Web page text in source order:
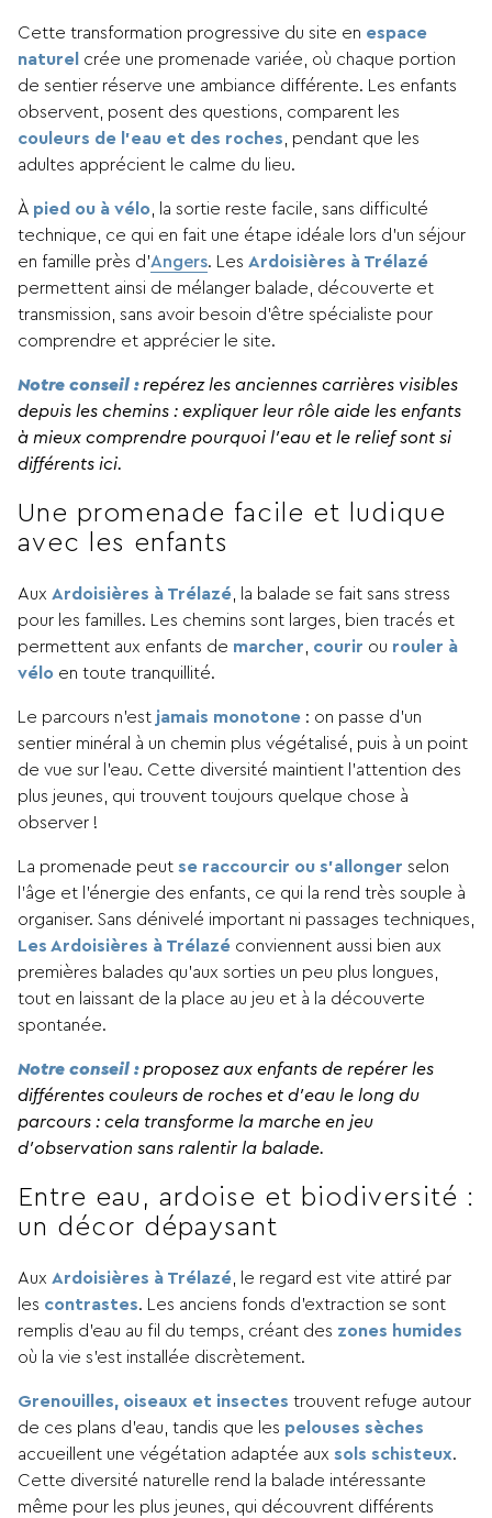
Cette transformation progressive du site en espace
naturel crée une promenade variée, où chaque portion
de sentier réserve une ambiance différente. Les enfants
observent, posent des questions, comparent les
couleurs de l’eau et des roches , pendant que les
adultes apprécient le calme du lieu.
À pied ou à vélo , la sortie reste facile, sans difficulté
technique, ce qui en fait une étape idéale lors d’un séjour
en famille près d’Angers. Les Ardoisières à Trélazé
permettent ainsi de mélanger balade, découverte et
transmission, sans avoir besoin d’être spécialiste pour
comprendre et apprécier le site.
Notre conseil :repérez les anciennes carrières visibles
depuis les chemins : expliquer leur rôle aide les enfants
à mieux comprendre pourquoi l’eau et le relief sont si
différents ici.
Une promenade facile et ludique
avec les enfants
Aux Ardoisières à Trélazé , la balade se fait sans stress
pour les familles. Les chemins sont larges, bien tracés et
permettent aux enfants de marcher courir ou rouler à
vélo en toute tranquillité.
Le parcours n’est jamais monotone : on passe d’un
sentier minéral à un chemin plus végétalisé, puis à un point
de vue sur l’eau. Cette diversité maintient l’attention des
plus jeunes, qui trouvent toujours quelque chose à
observer !
La promenade peut se raccourcir ou s’allonger selon
l’âge et l’énergie des enfants, ce qui la rend très souple à
organiser. Sans dénivelé important ni passages techniques,
Les Ardoisières à Trélazé conviennent aussi bien aux
premières balades qu’aux sorties un peu plus longues,
tout en laissant de la place au jeu et à la découverte
spontanée.
Notre conseil : proposez aux enfants de repérer les
différentes couleurs de roches et d’eau le long du
parcours : cela transforme la marche en jeu
d’observation sans ralentir la balade.
Entre eau, ardoise et biodiversité :
un décor dépaysant
Aux Ardoisières à Trélazé , le regard est vite attiré par
les contrastes. Les anciens fonds d’extraction se sont
remplis d’eau au fil du temps, créant des zones humides
où la vie s’est installée discrètement.
Grenouilles, oiseaux et insectes trouvent refuge autour
de ces plans d’eau, tandis que les pelouses sèches
accueillent une végétation adaptée aux sols schisteux.
Cette diversité naturelle rend la balade intéressante
même pour les plus jeunes, qui découvrent différents